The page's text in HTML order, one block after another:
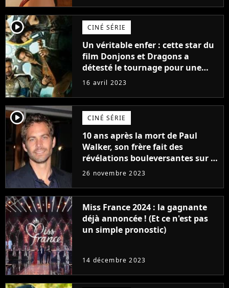
player2 CINÉ SÉRIE
Un véritable enfer : cette star du
film Donjons et Dragons a
détesté le tournage pour une
raison très spéciale
16 avril 2023
player2 CINÉ SÉRIE
10 ans après la mort de Paul
Walker, son frère fait des
révélations bouleversantes sur la
réaction des acteurs de Fast and
26 novembre 2023
Miss France 2024 : la gagnante
déjà annoncée ! (Et ce n'est pas
un simple pronostic)
14 décembre 2023